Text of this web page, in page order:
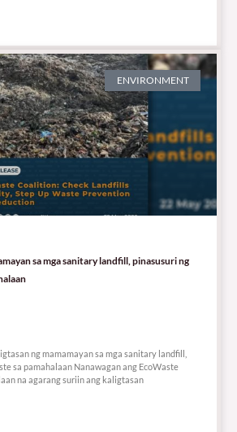
ENVIRONMENT
sa mga sanitary landfill, pinasusuri ng
ng mamamayan sa mga sanitary landfill,
sa pamahalaan Nanawagan ang EcoWaste
na agarang suriin ang kaligtasan